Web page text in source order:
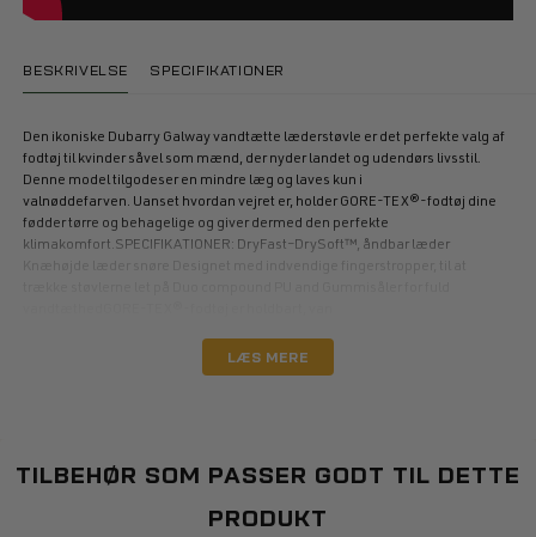
BESKRIVELSE SPECIFIKATIONER
Den ikoniske Dubarry Galway vandtætte læderstøvle er det perfekte valg af
fodtøj til kvinder såvel som mænd, der nyder landet og udendørs livsstil.
Denne model tilgodeser en mindre læg og laves kun i
valnøddefarven. Uanset hvordan vejret er, holder GORE-TEX®-fodtøj dine
fødder tørre og behagelige og giver dermed den perfekte
klimakomfort.SPECIFIKATIONER: DryFast–DrySoft™, åndbar læder
LÆS MERE
TILBEHØR SOM PASSER GODT TIL DETTE
PRODUKT